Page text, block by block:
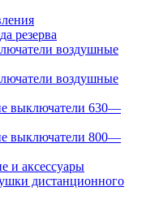
резерва
воздушные
воздушные
выключатели 630—
выключатели 800—
и аксессуары
дистанционного